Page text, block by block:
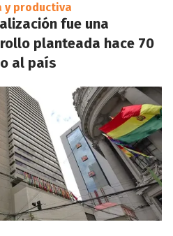
y productiva
fue una
planteada hace 70
al país